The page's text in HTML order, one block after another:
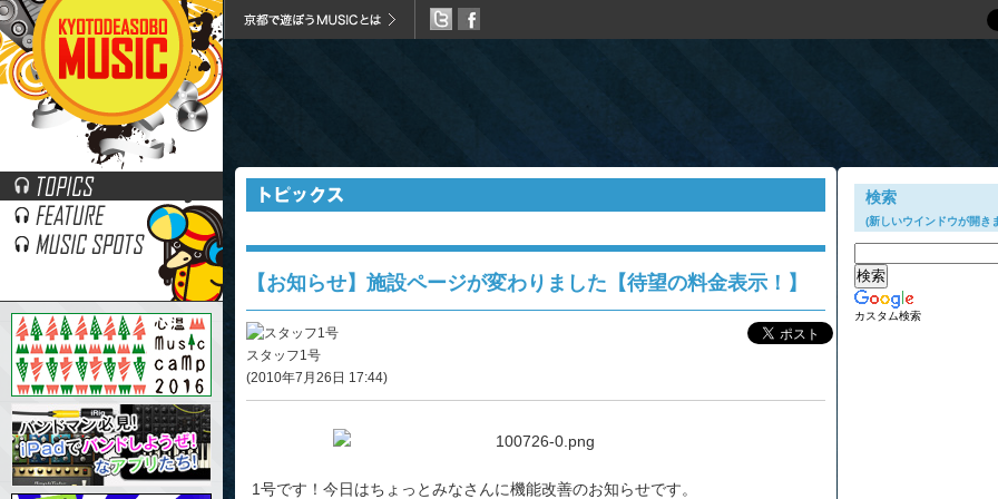
スタッフ（主に2号）の血と涙と汗と3分の1の純情な感情の結晶であるスケジュールのページがちょっと進化しました！
【お知らせ】施設ページが変わりました【待望の料金表示！】
スタッフ1号
(2010年7月26日 17:44)
1号です！今日はちょっとみなさんに機能改善のお知らせです。
検索
(新しいウインドウが開き
カスタム検索